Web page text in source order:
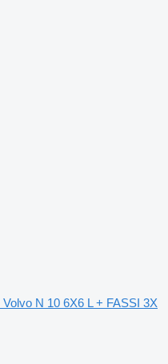
N 10 6X6 L + FASSI 3X